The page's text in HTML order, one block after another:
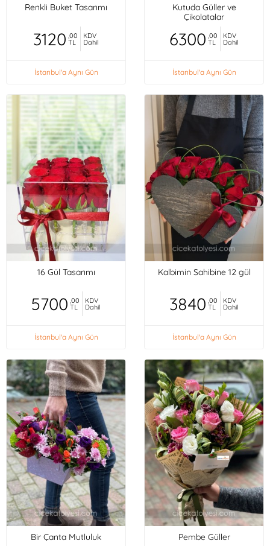
Renkli Buket Tasarımı
3120 ,00
TL
KDV
Dahil
İstanbul'a Aynı Gün
Kutuda Güller ve
Çikolatalar
6300 ,00
TL
KDV
Dahil
İstanbul'a Aynı Gün
16 Gül Tasarımı
5700 ,00
TL
KDV
Dahil
İstanbul'a Aynı Gün
Kalbimin Sahibine 12 gül
3840 ,00
TL
KDV
Dahil
İstanbul'a Aynı Gün
Bir Çanta Mutluluk Pembe Güller